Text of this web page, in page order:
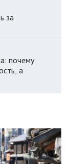
за
почему
а